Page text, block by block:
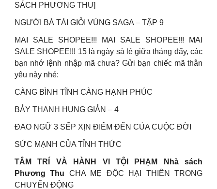
SÁCH PHƯƠNG THU]
NGƯỜI BÀ TÀI GIỎI VÙNG SAGA – TẬP 9
MAI SALE SHOPEE!!! MAI SALE SHOPEE!!! MAI
SALE SHOPEE!!! 15 là ngày sà lé giữa tháng đấy, các
bạn nhớ lệnh nhập mã chưa? Gửi bạn chiếc mã thân
yêu này nhé:
CÀNG BÌNH TĨNH CÀNG HẠNH PHÚC
BẢY THANH HUNG GIẢN – 4
ĐAO NGỮ 3 SẾP XỊN ĐIỂM ĐẾN CỦA CUỘC ĐỜI
SỨC MẠNH CỦA TỈNH THỨC
TÂM TRÍ VÀ HÀNH VI TỘI PHẠM Nhà sách
Phương Thu CHA MẸ ĐỘC HẠI THIỀN TRONG
CHUYỂN ĐỘNG